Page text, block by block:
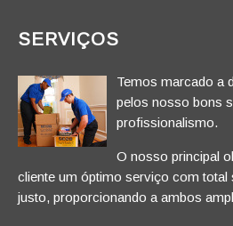
SERVIÇOS
Temos marcado a
pelos nosso bons
profissionalismo.
O nosso principal
cliente um óptimo serviço com total
justo, proporcionando a ambos